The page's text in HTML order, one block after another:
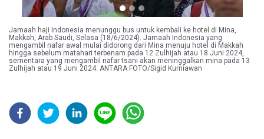
Jamaah haji Indonesia menunggu bus untuk kembali ke hotel di Mina,
Makkah, Arab Saudi, Selasa (18/6/2024). Jamaah Indonesia yang
mengambil nafar awal mulai didorong dari Mina menuju hotel di Makkah
hingga sebelum matahari terbenam pada 12 Zulhijah atau 18 Juni 2024,
sementara yang mengambil nafar tsani akan meninggalkan mina pada 13
Zulhijah atau 19 Juni 2024. ANTARA FOTO/Sigid Kurniawan